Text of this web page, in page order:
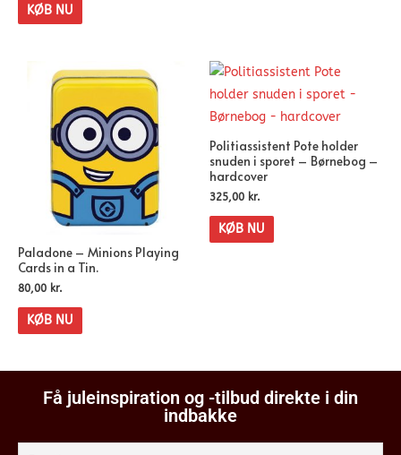
KØB NU
Paladone – Minions Playing
Cards in a Tin.
80,00 kr.
KØB NU
Politiassistent Pote holder
snuden i sporet – Børnebog –
hardcover
325,00 kr.
KØB NU
Få juleinspiration og -tilbud direkte i din
indbakke